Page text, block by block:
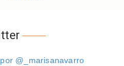
@_marisanavarro